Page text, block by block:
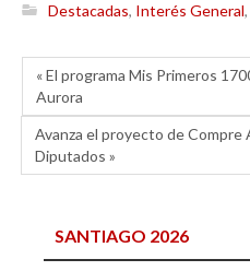
Destacadas, Interés General,
« El programa Mis Primeros
Aurora
Avanza el proyecto de Compre
Diputados »
SANTIAGO 2026